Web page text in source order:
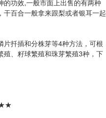
的功效,一般市面上出售的有两种
百合一般拿来跟梨或者银耳一起
扦插和分株芽等4种方法，可根
殖、籽球繁殖和珠芽繁殖3种，下